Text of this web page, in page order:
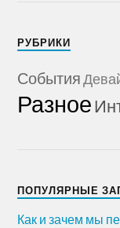
РУБРИКИ
События
Разное
ПОПУЛЯРНЫЕ
Как и зачем мы